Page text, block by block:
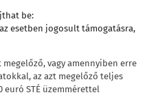
be:
esetben jogosult támogatásra,
vagy amennyiben erre
az azt megelőző teljes
euró STÉ üzemmérettel